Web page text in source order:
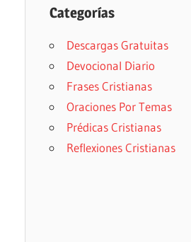
Categorías
Descargas Gratuitas
Devocional Diario
Frases Cristianas
Oraciones Por Temas
Prédicas Cristianas
Reflexiones Cristianas